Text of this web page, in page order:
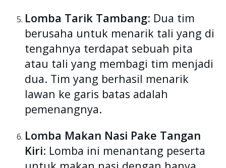
Lomba Tarik Tambang: Dua tim
berusaha untuk menarik tali yang di
tengahnya terdapat sebuah pita
atau tali yang membagi tim menjadi
dua. Tim yang berhasil menarik
lawan ke garis batas adalah
pemenangnya.
Lomba Makan Nasi Pake Tangan
Kiri: Lomba ini menantang peserta